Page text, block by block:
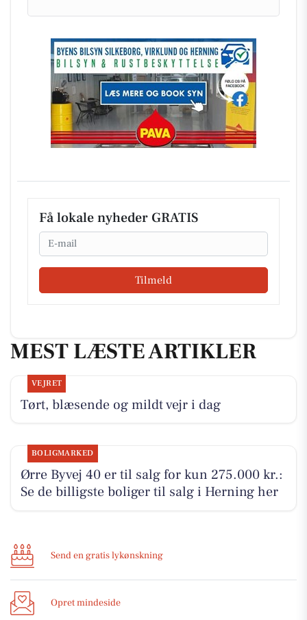
Få lokale nyheder GRATIS
Email
Tilmeld
MEST LÆSTE ARTIKLER
VEJRET
Tørt, blæsende og mildt vejr i dag
BOLIGMARKED
Ørre Byvej 40 er til salg for kun 275.000 kr.:
Se de billigste boliger til salg i Herning her
Send en gratis lykønskning
Opret mindeside